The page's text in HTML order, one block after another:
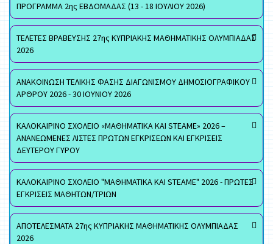
ΠΡΟΓΡΑΜΜΑ 2ης ΕΒΔΟΜΑΔΑΣ (13 - 18 ΙΟΥΛΙΟΥ 2026)
ΤΕΛΕΤΕΣ ΒΡΑΒΕΥΣΗΣ 27ης ΚΥΠΡΙΑΚΗΣ ΜΑΘΗΜΑΤΙΚΗΣ ΟΛΥΜΠΙΑΔΑΣ
2026
ΑΝΑΚΟΙΝΩΣΗ ΤΕΛΙΚΗΣ ΦΑΣΗΣ ΔΙΑΓΩΝΙΣΜΟΥ ΔΗΜΟΣΙΟΓΡΑΦΙΚΟΥ
ΑΡΘΡΟΥ 2026 - 30 ΙΟΥΝΙΟΥ 2026
ΚΑΛΟΚΑΙΡΙΝΟ ΣΧΟΛΕΙΟ «ΜΑΘΗΜΑΤΙΚΑ ΚΑΙ STEAME» 2026 –
ΑΝΑΝΕΩΜΕΝΕΣ ΛΙΣΤΕΣ ΠΡΩΤΩΝ ΕΓΚΡΙΣΕΩΝ ΚΑΙ ΕΓΚΡΙΣΕΙΣ
ΔΕΥΤΕΡΟΥ ΓΥΡΟΥ
ΚΑΛΟΚΑΙΡΙΝΟ ΣΧΟΛΕΙΟ "ΜΑΘΗΜΑΤΙΚΑ ΚΑΙ STEAME" 2026 - ΠΡΩΤΕΣ
ΕΓΚΡΙΣΕΙΣ ΜΑΘΗΤΩΝ/ΤΡΙΩΝ
ΑΠΟΤΕΛΕΣΜΑΤΑ 27ης ΚΥΠΡΙΑΚΗΣ ΜΑΘΗΜΑΤΙΚΗΣ ΟΛΥΜΠΙΑΔΑΣ
2026